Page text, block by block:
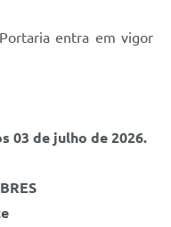
entra em vigor
03 de julho de 2026.